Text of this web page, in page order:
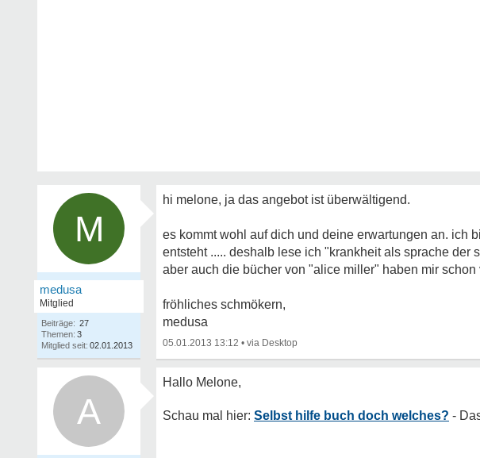
M
medusa
Mitglied
Beiträge: 27
Themen: 3
Mitglied seit: 02.01.2013
hi melone, ja das angebot ist überwältigend.
es kommt wohl auf dich und deine erwartungen an. ich
entsteht ..... deshalb lese ich "krankheit als sprache der
aber auch die bücher von "alice miller" haben mir schon
fröhliches schmökern,
medusa
05.01.2013 13:12 •
A Selbst hilfe buch doch welches?